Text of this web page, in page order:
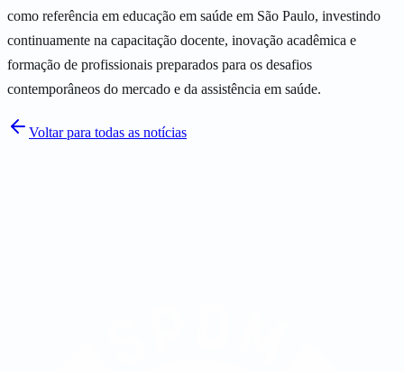
como referência em educação em saúde em São Paulo, investindo
continuamente na capacitação docente, inovação acadêmica e
formação de profissionais preparados para os desafios
contemporâneos do mercado e da assistência em saúde.
Voltar para todas as notícias